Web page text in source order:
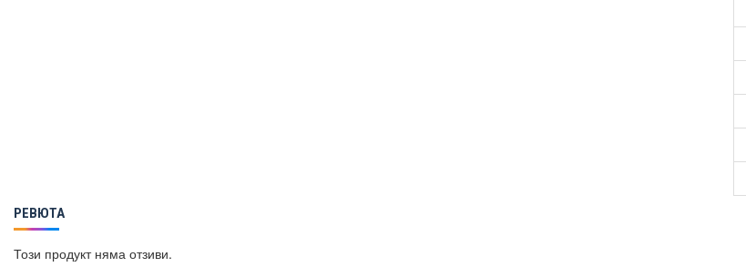
РЕВЮТА
Този продукт няма отзиви.